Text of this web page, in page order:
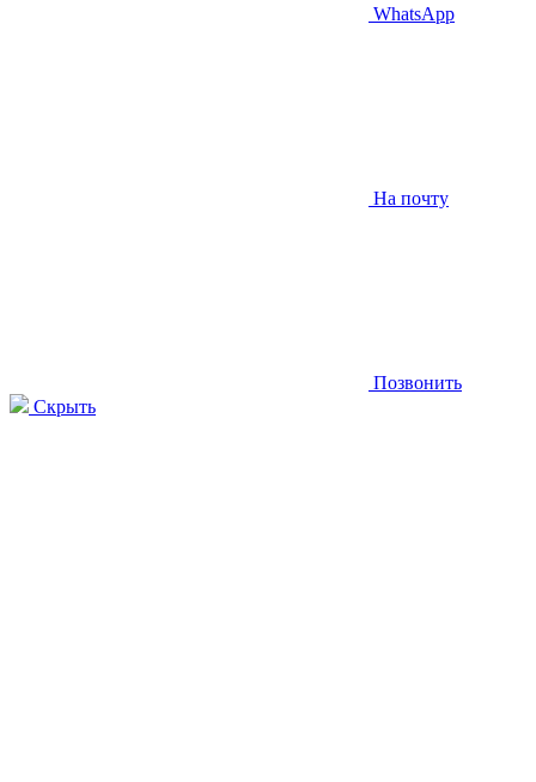
WhatsApp
На почту
Позвонить
Скрыть